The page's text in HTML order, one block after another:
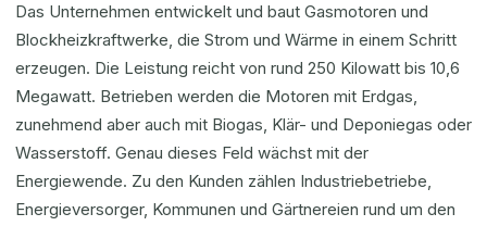
Das Unternehmen entwickelt und baut Gasmotoren und
Blockheizkraftwerke, die Strom und Wärme in einem Schritt
erzeugen. Die Leistung reicht von rund 250 Kilowatt bis 10,6
Megawatt. Betrieben werden die Motoren mit Erdgas,
zunehmend aber auch mit Biogas, Klär- und Deponiegas oder
Wasserstoff. Genau dieses Feld wächst mit der
Energiewende. Zu den Kunden zählen Industriebetriebe,
Energieversorger, Kommunen und Gärtnereien rund um den